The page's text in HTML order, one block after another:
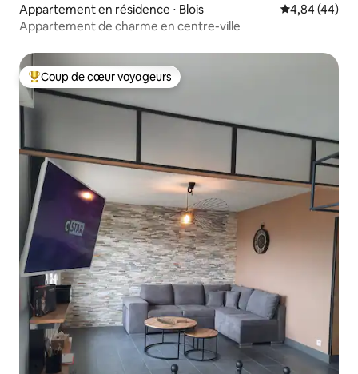
Appartement en résidence ⋅ Blois Évaluation
4,84 (44)
Appartement de charme en centre-ville
Coups de cœur voyageurs les plus appréciés
Coup de cœur voyageurs